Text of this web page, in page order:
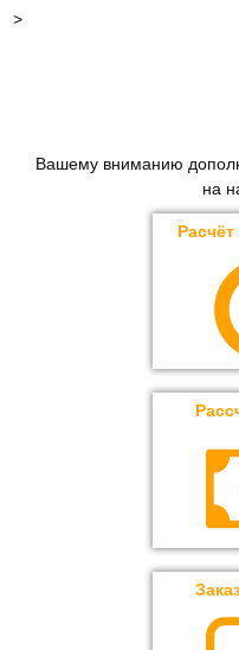
>
Вашему вниманию
на